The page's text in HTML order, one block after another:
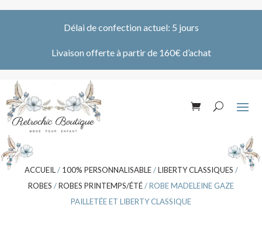
Délai de confection actuel: 5 jours
Livaison offerte à partir de 160€ d’achat
ACCUEIL / 100% PERSONNALISABLE/LIBERTY CLASSIQUES /
ROBES /ROBES PRINTEMPS/ÉTÉ/ ROBE MADELEINE GAZE
PAILLETÉE ET LIBERTY CLASSIQUE